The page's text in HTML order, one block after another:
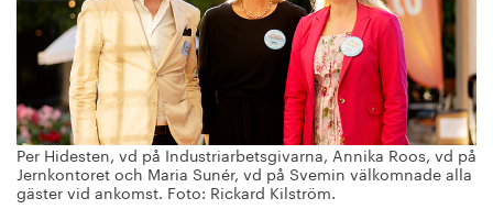
Per Hidesten, vd på Industriarbetsgivarna, Annika Roos, vd på
Jernkontoret och Maria Sunér, vd på Svemin välkomnade alla
gäster vid ankomst. Foto: Rickard Kilström.